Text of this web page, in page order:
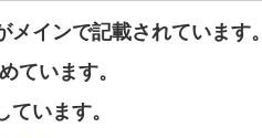
インで記載されています。
ています。
います。